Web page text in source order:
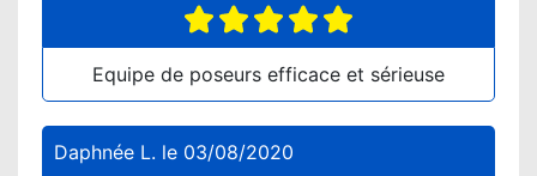
Equipe de poseurs efficace et sérieuse
Daphnée L. le 03/08/2020